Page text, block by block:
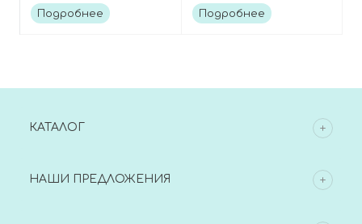
Подробнее
Подробнее
КАТАЛОГ
НАШИ ПРЕДЛОЖЕНИЯ